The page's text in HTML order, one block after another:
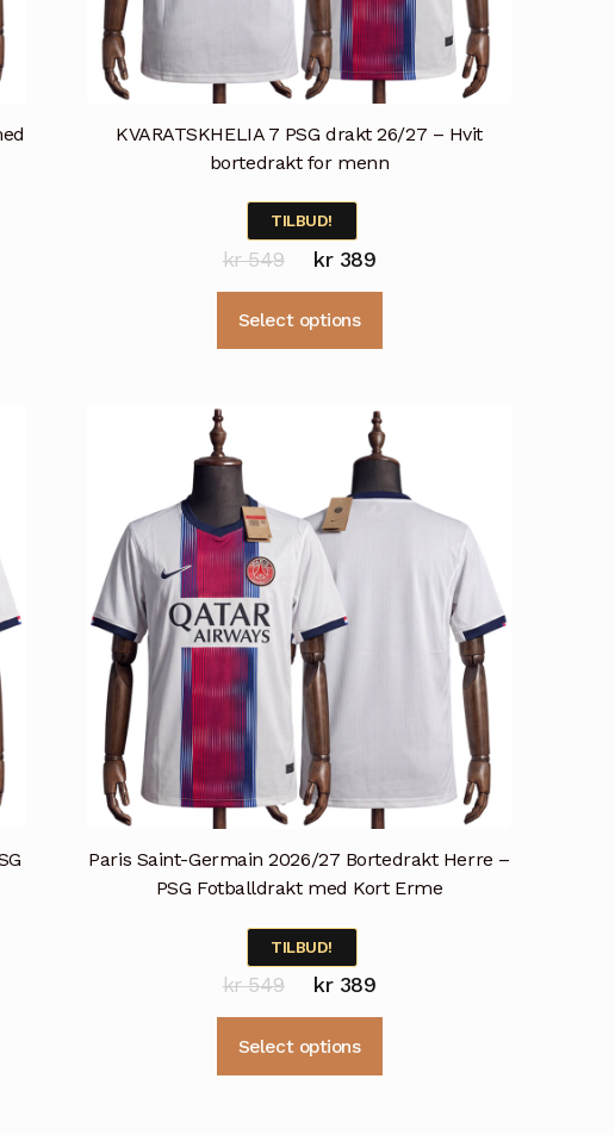
KVARATSKHELIA 7 PSG drakt 26/27 – Hvit
bortedrakt for menn
TILBUD!
kr549
Opprinnelig
pris
var:
kr389Nåværende
pris
Select options
varianter.
Alternativene
kan
velges
produktsiden
Paris Saint-Germain 2026/27 Bortedrakt Herre –
PSG Fotballdrakt med Kort Erme
TILBUD!
kr549
Opprinnelig
pris
var:
kr389Nåværende
pris
Select options